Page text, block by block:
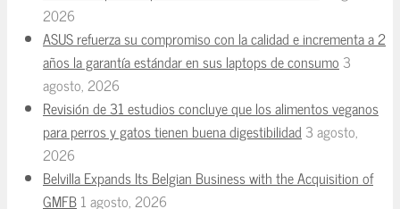
2026
ASUS refuerza su compromiso con la calidad e incrementa a 2
años la garantía estándar en sus laptops de consumo 3
agosto, 2026
Revisión de 31 estudios concluye que los alimentos veganos
para perros y gatos tienen buena digestibilidad 3 agosto,
2026
Belvilla Expands Its Belgian Business with the Acquisition of
GMFB1 agosto, 2026